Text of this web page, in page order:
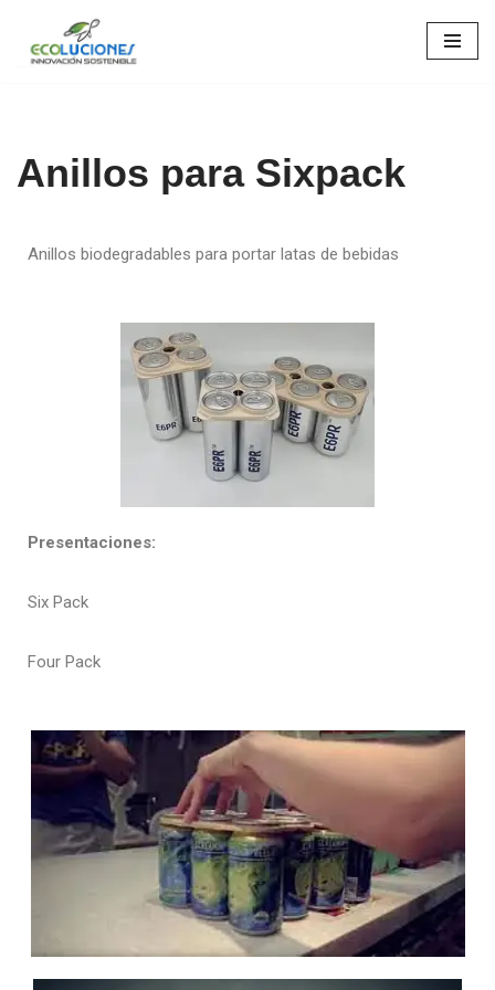
Saltar
Anillos para Sixpack
Anillos biodegradables para portar latas de bebidas
Presentaciones:
Six Pack
Four Pack